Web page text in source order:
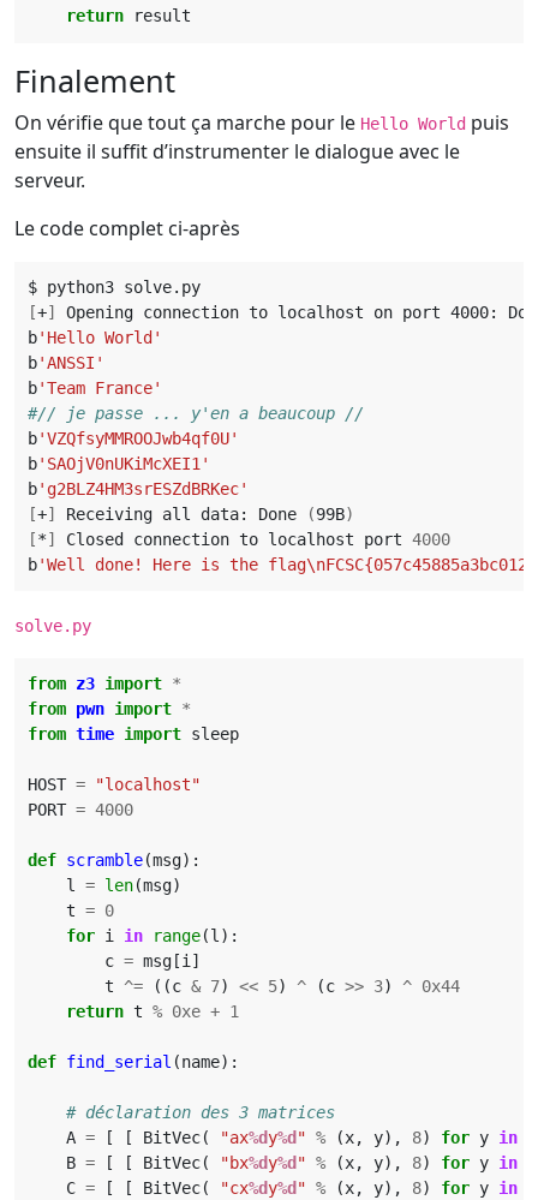
return result
Finalement
On vérifie que tout ça marche pour le Hello World puis
ensuite il suffit d’instrumenter le dialogue avec le
serveur.
Le code complet ci-après
[+]
b'Hello World'
b'ANSSI'
b'Team France'
#// je passe ... y'en a beaucoup //
b'VZQfsyMMROOJwb4qf0U'
b'SAOjV0nUKiMcXEI1'
b'g2BLZ4HM3srESZdBRKec'
[+] Receiving all data: Done (99B)
[*] Closed connection to localhost port 4000
b'Well done! Here is the
solve.py
from z3 import *
from pwn import *
from time import sleep
HOST =
"localhost"
PORT = 4000
def scramble(msg):
l
= len(msg)
t = 0
for i in range(l ):
c = msg [i ]
t ^= ((c & 7) << 5) ^ (c >> 3) ^ 0x44
return t % 0xe + 1
def find_serial (name):
# déclaration des 3 matrices
A = [ [ BitVec( "ax%dy%d " % (x, y), 8) for y in
B = [ [ BitVec( "bx%dy%d " % (x, y), 8) for y in
C = [ [ BitVec( "cx%dy%d " % (x, y), 8) for y in